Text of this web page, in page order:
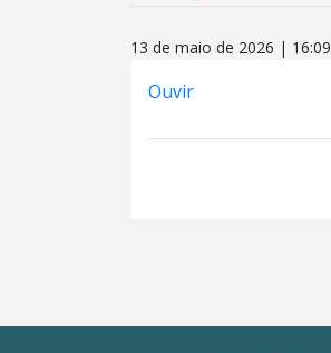
13 de maio de 2026 | 16:09
Ouvir